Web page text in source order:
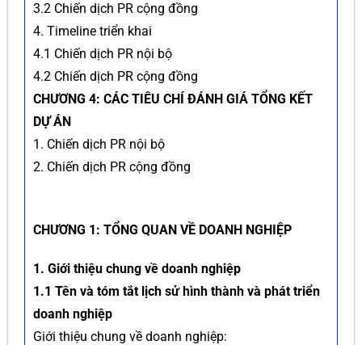
3.2 Chiến dịch PR cộng đồng
4. Timeline triển khai
4.1 Chiến dịch PR nội bộ
4.2 Chiến dịch PR cộng đồng
CHƯƠNG 4: CÁC TIÊU CHÍ ĐÁNH GIÁ TỔNG KẾT
DỰ ÁN
1. Chiến dịch PR nội bộ
2. Chiến dịch PR cộng đồng
CHƯƠNG 1: TỔNG QUAN VỀ DOANH NGHIỆP
1. Giới thiệu chung về doanh nghiệp
1.1 Tên và tóm tắt lịch sử hình thành và phát triển
doanh nghiệp
Giới thiệu chung về doanh nghiệp: